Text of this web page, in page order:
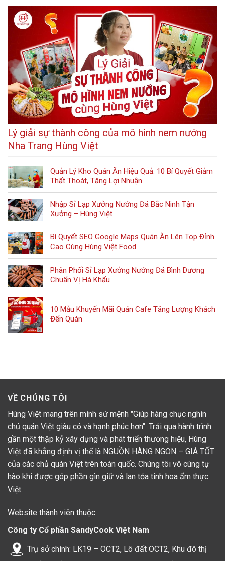
Lý giải sự thành công của mô hình nem nướng
Nha Trang Hùng Việt
Quản Lý Kho Quán Ăn Hiệu Quả: 10 Bí Quyết Giảm
Thất Thoát, Tăng Lợi Nhuận
Nhập Sỉ Lạp Xưởng Nướng Đá Bắc Ninh Tận
Xưởng – Hùng Việt
Bí Quyết SEO Google Maps Quán Ăn Lên Top Đỉnh
Cao Cùng Hùng Việt Food
Phân Phối Sỉ Lạp Xưởng Nướng Đá Bình Dương
Chuẩn Vị Hà Khẩu
10 Mẫu Khuyến Mãi Quán Cafe Tăng Lượng Khách
Đến Quán
VỀ CHÚNG TÔI
Hùng Việt mang trên mình sứ mệnh "Giúp hàng chục nghìn
chủ quán Việt giàu có và hạnh phúc hơn". Trải qua hành trình
gần một thập kỷ xây dựng và phát triển thương hiệu, Hùng
Việt đã khẳng định vị thế là NGUỒN HÀNG NGON – GIÁ TỐT
của các chủ quán Việt trên toàn quốc. Chúng tôi vô cùng tự
hào khi được góp phần gìn giữ và lan tỏa tinh hoa ẩm thực
Việt.
Website thành viên thuộc
Công ty Cổ phần SandyCook Việt Nam
Trụ sở chính: LK19 – OCT2, Lô đất OCT2, Khu đô thị